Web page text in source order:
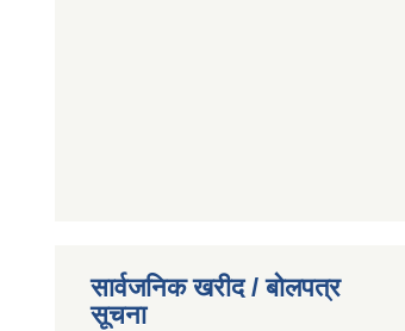
सार्वजनिक खरीद / बोलपत्र
सूचना